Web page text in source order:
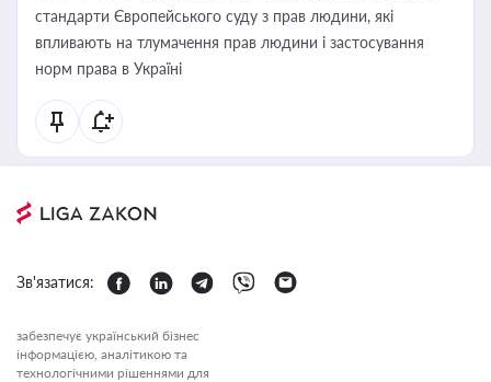
стандарти Європейського суду з прав людини, які
впливають на тлумачення прав людини і застосування
норм права в Україні
Зв'язатися:
забезпечує український бізнес
інформацією, аналітикою та
технологічними рішеннями для